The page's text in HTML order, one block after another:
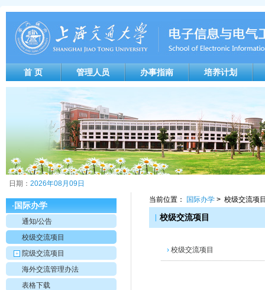
首 页 管理人员 办事指南 培养计划
日期： 2026年08月09日
· 国际办学
通知/公告
校级交流项目
+
院级交流项目
海外交流管理办法
表格下载
当前位置： 国际办学 > 校级交流项
校级交流项目
› 校级交流项目